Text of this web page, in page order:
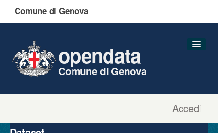
Comune di Genova
Accedi
opendata
Comune di Genova
Organizzazioni